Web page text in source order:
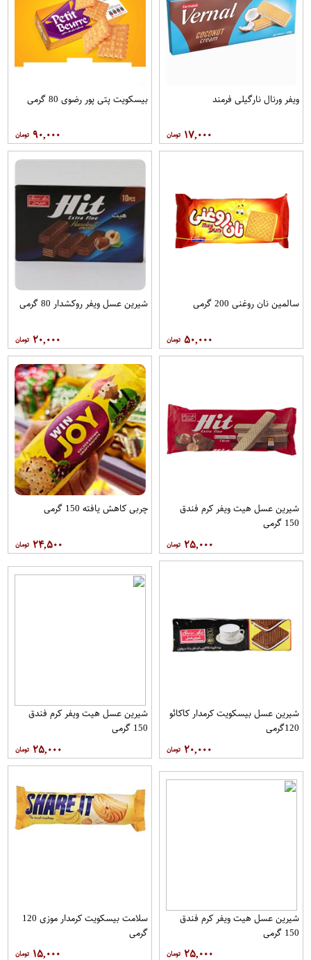
ویفر ورنال نارگیلی فرمند
۱۷,۰۰۰
بیسکویت پتی پور رضوی 80 گرمی
۹۰,۰۰۰
سالمین نان روغنی 200 گرمی
۵۰,۰۰۰
شیرین عسل ویفر روکشدار 80 گرمی
۲۰,۰۰۰
شیرین عسل هیت ویفر کرم فندق
150 گرمی
۲۵,۰۰۰
چربی کاهش یافته 150 گرمی
۲۴,۵۰۰
شیرین عسل بیسکویت کرمدار کاکائو
120گرمی
۲۰,۰۰۰
شیرین عسل هیت ویفر کرم فندق
150 گرمی
۲۵,۰۰۰
شیرین عسل هیت ویفر کرم فندق
150 گرمی
۲۵,۰۰۰
سلامت بیسکویت کرمدار موزی 120
گرمی
۱۵,۰۰۰